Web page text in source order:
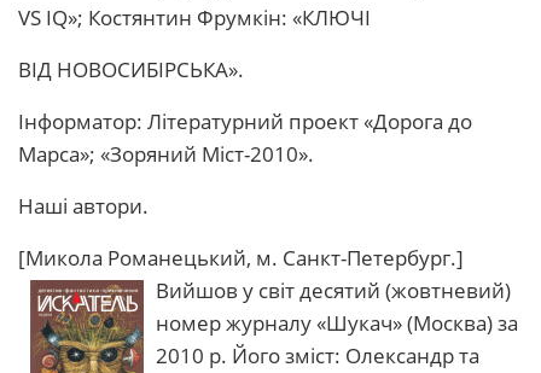
VS IQ»; Костянтин Фрумкін: «КЛЮЧІ
ВІД НОВОСИБІРСЬКА».
Інформатор: Літературний проект «Дорога до
Марса»; «Зоряний Міст-2010».
Наші автори.
[Микола Романецький, м. Санкт-Петербург.]
Вийшов у світ десятий (жовтневий)
номер журналу «Шукач» (Москва) за
2010 р. Його зміст: Олександр та